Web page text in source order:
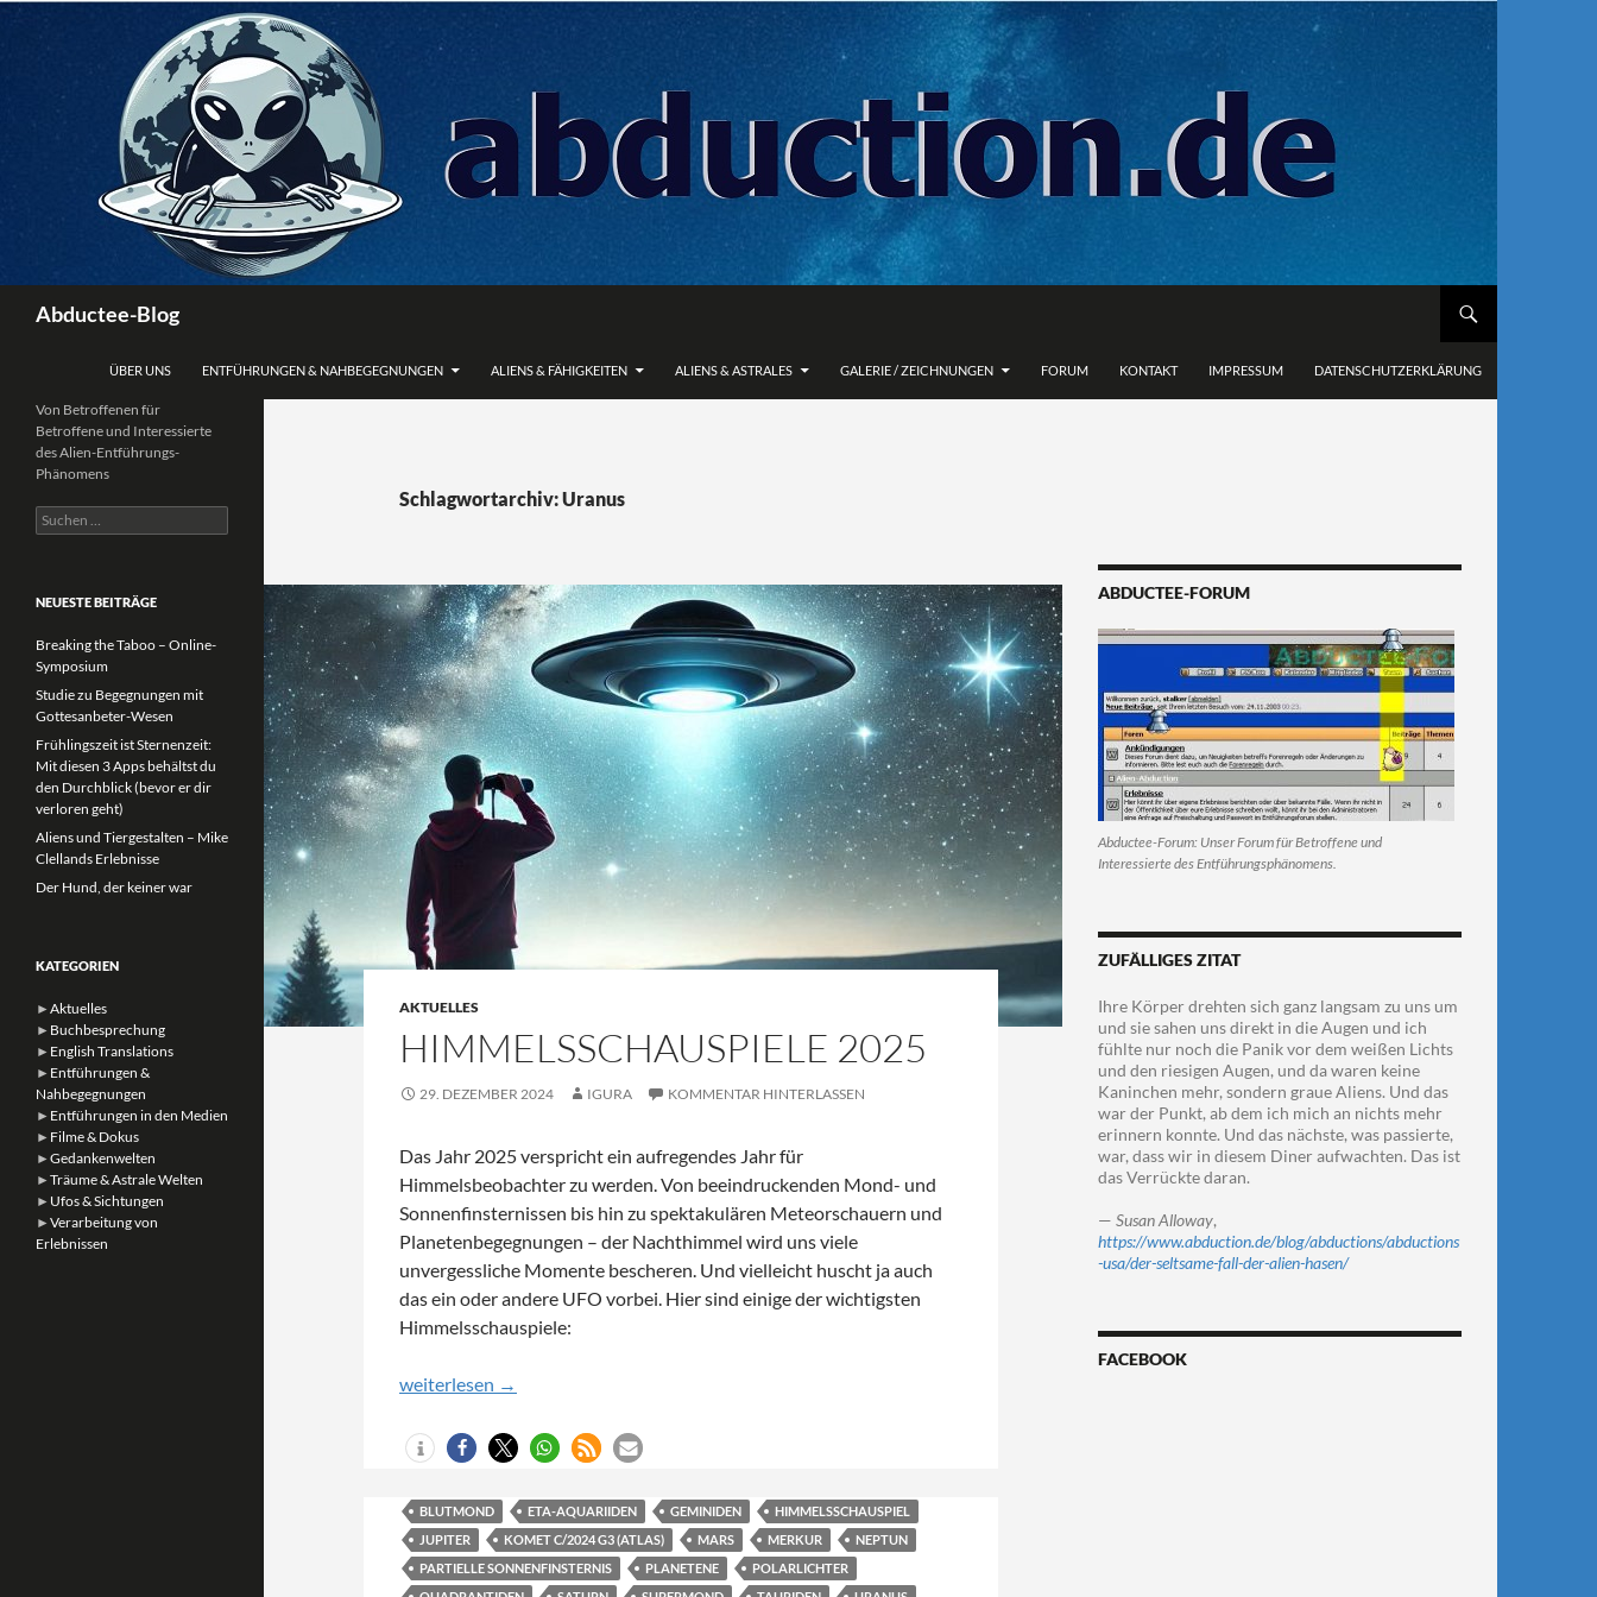
Zum
Abductee-Blog
ÜBER UNS ENTFÜHRUNGEN & NAHBEGEGNUNGEN ALIENS & FÄHIGKEITEN ALIENS & ASTRALES GALERIE / ZEICHNUNGEN FORUM KONTAKT IMPRESSUM DATENSCHUTZERKLÄRUNG
Schlagwortarchiv: Uranus
AKTUELLES
HIMMELSSCHAUSPIELE 2025
29. DEZEMBER 2024 IGURA KOMMENTAR HINTERLASSEN
Das Jahr 2025 verspricht ein aufregendes Jahr für
Himmelsbeobachter zu werden. Von beeindruckenden Mond- und
Sonnenfinsternissen bis hin zu spektakulären Meteorschauern und
Planetenbegegnungen – der Nachthimmel wird uns viele
unvergessliche Momente bescheren. Und vielleicht huscht ja auch
das ein oder andere UFO vorbei. Hier sind einige der wichtigsten
Himmelsschauspiele:
Himmelsschauspiele 2025
weiterlesen →
BLUTMOND ETA-AQUARIIDEN GEMINIDEN
HIMMELSSCHAUSPIEL
JUPITER
KOMET C/2024 G3 (ATLAS) MARS MERKUR
NEPTUN
PARTIELLE SONNENFINSTERNIS
PLANETENE
POLARLICHTER
ABDUCTEE-FORUM
Abductee-Forum: Unser Forum für Betroffene und
Interessierte des Entführungsphänomens.
ZUFÄLLIGES ZITAT
Ihre Körper drehten sich ganz langsam zu uns um
und sie sahen uns direkt in die Augen und ich
fühlte nur noch die Panik vor dem weißen Lichts
und den riesigen Augen, und da waren keine
Kaninchen mehr, sondern graue Aliens. Und das
war der Punkt, ab dem ich mich an nichts mehr
erinnern konnte. Und das nächste, was passierte,
war, dass wir in diesem Diner aufwachten. Das ist
das Verrückte daran.
— Susan Alloway,
https://www.abduction.de/blog/abductions/abductions
-usa/der-seltsame-fall-der-alien-hasen/
FACEBOOK
Von Betroffenen für
Betroffene und Interessierte
des Alien-Entführungs-
Phänomens
Suchen
nach:
NEUESTE BEITRÄGE
Breaking the Taboo – Online-
Symposium
Studie zu Begegnungen mit
Gottesanbeter-Wesen
Frühlingszeit ist Sternenzeit:
Mit diesen 3 Apps behältst du
den Durchblick (bevor er dir
verloren geht)
Aliens und Tiergestalten – Mike
Clellands Erlebnisse
Der Hund, der keiner war
KATEGORIEN
► Aktuelles
► Buchbesprechung
► English Translations
► Entführungen &
Nahbegegnungen
► Entführungen in den Medien
► Filme & Dokus
► Gedankenwelten
► Träume & Astrale Welten
► Ufos & Sichtungen
► Verarbeitung von
Erlebnissen